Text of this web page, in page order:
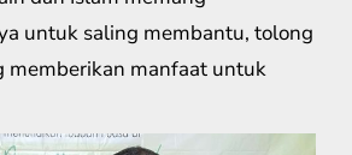
untuk saling membantu, tolong
memberikan manfaat untuk